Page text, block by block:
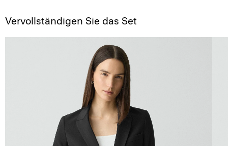
Vervollständigen Sie das Set